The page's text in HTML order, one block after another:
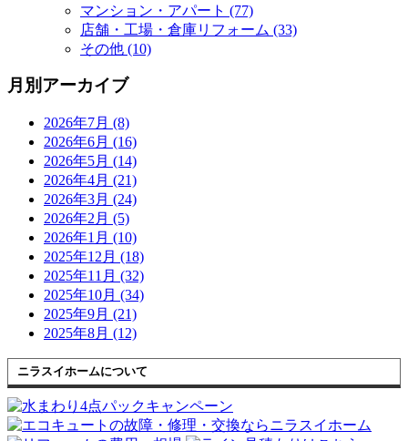
マンション・アパート (77)
店舗・工場・倉庫リフォーム (33)
その他 (10)
月別アーカイブ
2026年7月 (8)
2026年6月 (16)
2026年5月 (14)
2026年4月 (21)
2026年3月 (24)
2026年2月 (5)
2026年1月 (10)
2025年12月 (18)
2025年11月 (32)
2025年10月 (34)
2025年9月 (21)
2025年8月 (12)
ニラスイホームについて